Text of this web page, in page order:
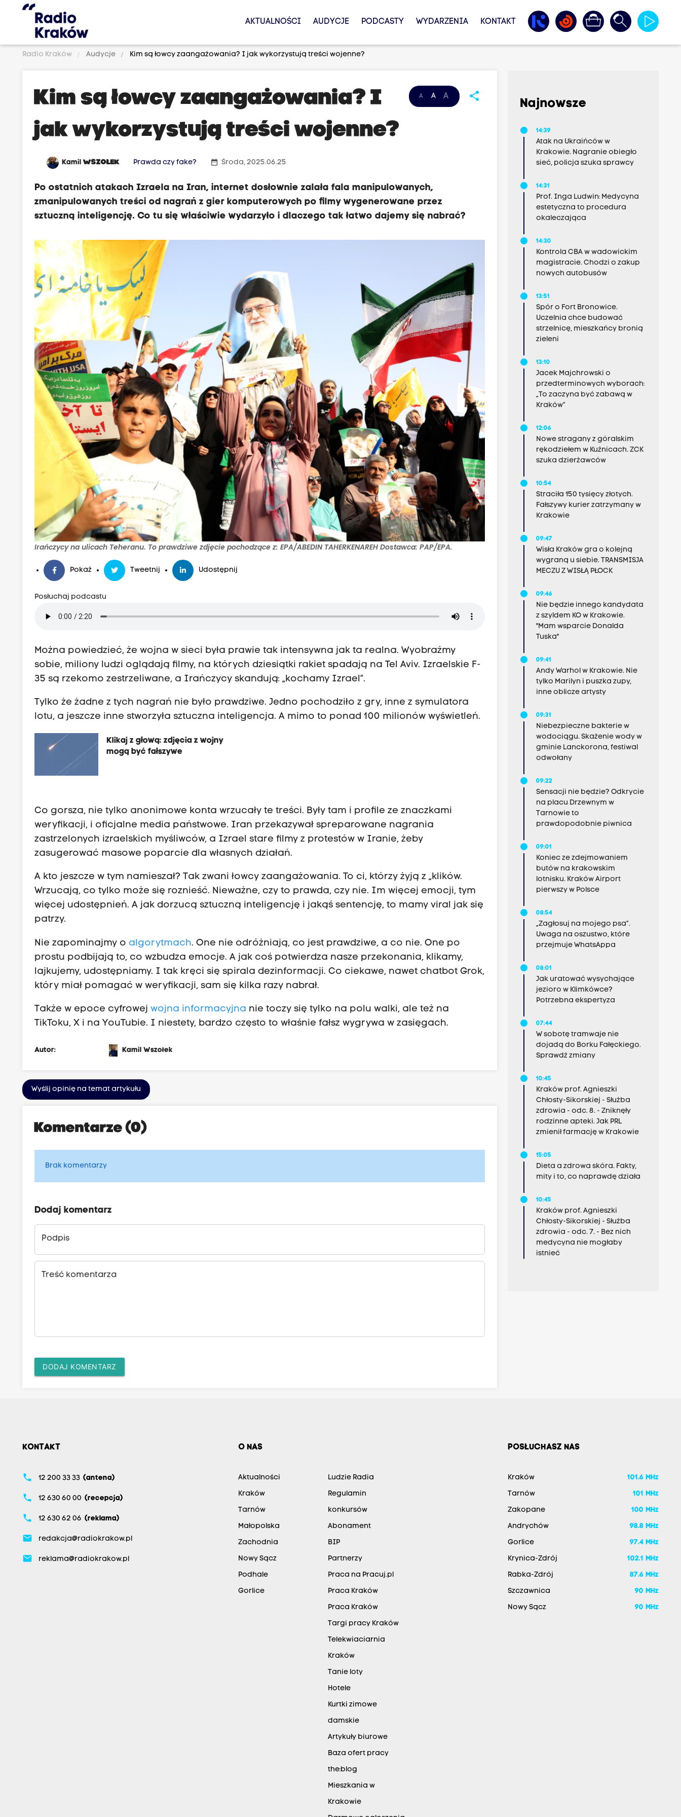
AKTUALNOŚCI AUDYCJE PODCASTY WYDARZENIA KONTAKT
Radio Kraków Audycje Kim są łowcy zaangażowania? I jak wykorzystują treści wojenne?
A A A share
Kim są łowcy zaangażowania? I
jak wykorzystują treści wojenne?
KamilWSZOŁEK Prawda czy fake? date_range Środa, 2025.06.25
Po ostatnich atakach Izraela na Iran, internet dosłownie zalała fala manipulowanych,
zmanipulowanych treści od nagrań z gier komputerowych po filmy wygenerowane przez
sztuczną inteligencję. Co tu się właściwie wydarzyło i dlaczego tak łatwo dajemy się nabrać?
Irańczycy na ulicach Teheranu. To prawdziwe zdjęcie pochodzące z: EPA/ABEDIN TAHERKENAREH Dostawca: PAP/EPA.
Pokaż Tweetnij Udostępnij
Posłuchaj podcastu
Można powiedzieć, że wojna w sieci była prawie tak intensywna jak ta realna. Wyobraźmy
sobie, miliony ludzi oglądają filmy, na których dziesiątki rakiet spadają na Tel Aviv. Izraelskie F-
35 są rzekomo zestrzeliwane, a Irańczycy skandują: „kochamy Izrael”.
Tylko że żadne z tych nagrań nie było prawdziwe. Jedno pochodziło z gry, inne z symulatora
lotu, a jeszcze inne stworzyła sztuczna inteligencja. A mimo to ponad 100 milionów wyświetleń.
Klikaj z głową: zdjęcia z wojny
mogą być fałszywe
Co gorsza, nie tylko anonimowe konta wrzucały te treści. Były tam i profile ze znaczkami
weryfikacji, i oficjalne media państwowe. Iran przekazywał spreparowane nagrania
zastrzelonych izraelskich myśliwców, a Izrael stare filmy z protestów w Iranie, żeby
zasugerować masowe poparcie dla własnych działań.
A kto jeszcze w tym namieszał? Tak zwani łowcy zaangażowania. To ci, którzy żyją z „klików.
Wrzucają, co tylko może się roznieść. Nieważne, czy to prawda, czy nie. Im więcej emocji, tym
więcej udostępnień. A jak dorzucą sztuczną inteligencję i jakąś sentencję, to mamy viral jak się
patrzy.
Nie zapominajmy o algorytmach. One nie odróżniają, co jest prawdziwe, a co nie. One po
prostu podbijają to, co wzbudza emocje. A jak coś potwierdza nasze przekonania, klikamy,
lajkujemy, udostępniamy. I tak kręci się spirala dezinformacji. Co ciekawe, nawet chatbot Grok,
który miał pomagać w weryfikacji, sam się kilka razy nabrał.
Także w epoce cyfrowejwojna informacyjna nie toczy się tylko na polu walki, ale też na
TikToku, X i na YouTubie. I niestety, bardzo często to właśnie fałsz wygrywa w zasięgach.
Autor: Kamil Wszołek
Wyślij opinię na temat artykułu
Komentarze (0)
Brak komentarzy
Dodaj komentarz
Podpis
Treść komentarza
DODAJ KOMENTARZ
Najnowsze
14:39
Atak na Ukraińców w
Krakowie. Nagranie obiegło
sieć, policja szuka sprawcy
14:31
Prof. Inga Ludwin: Medycyna
estetyczna to procedura
okaleczająca
14:30
Kontrola CBA w wadowickim
magistracie. Chodzi o zakup
nowych autobusów
13:51
Spór o Fort Bronowice.
Uczelnia chce budować
strzelnicę, mieszkańcy bronią
zieleni
13:10
Jacek Majchrowski o
przedterminowych wyborach:
„To zaczyna być zabawą w
Kraków”
12:06
Nowe stragany z góralskim
rękodziełem w Kuźnicach. ZCK
szuka dzierżawców
10:54
Straciła 150 tysięcy złotych.
Fałszywy kurier zatrzymany w
Krakowie
09:47
Wisła Kraków gra o kolejną
wygraną u siebie. TRANSMISJA
MECZU Z WISŁĄ PŁOCK
09:46
Nie będzie innego kandydata
z szyldem KO w Krakowie.
"Mam wsparcie Donalda
Tuska"
09:41
Andy Warhol w Krakowie. Nie
tylko Marilyn i puszka zupy,
inne oblicze artysty
09:31
Niebezpieczne bakterie w
wodociągu. Skażenie wody w
gminie Lanckorona, festiwal
odwołany
09:22
Sensacji nie będzie? Odkrycie
na placu Drzewnym w
Tarnowie to
prawdopodobnie piwnica
09:01
Koniec ze zdejmowaniem
butów na krakowskim
lotnisku. Kraków Airport
pierwszy w Polsce
08:54
„Zagłosuj na mojego psa”.
Uwaga na oszustwo, które
przejmuje WhatsAppa
08:01
Jak uratować wysychające
jezioro w Klimkówce?
Potrzebna ekspertyza
07:44
W sobotę tramwaje nie
dojadą do Borku Fałęckiego.
Sprawdź zmiany
10:45
Kraków prof. Agnieszki
Chłosty-Sikorskiej - Służba
zdrowia - odc. 8. - Zniknęły
rodzinne apteki. Jak PRL
zmienił farmację w Krakowie
15:05
Dieta a zdrowa skóra. Fakty,
mity i to, co naprawdę działa
10:45
Kraków prof. Agnieszki
Chłosty-Sikorskiej - Służba
zdrowia - odc. 7. - Bez nich
medycyna nie mogłaby
istnieć
KONTAKT
phone 12 200 33 33 (antena)
phone 12 630 60 00 (recepcja)
phone 12 630 62 06 (reklama)
email redakcja@radiokrakow.pl
email reklama@radiokrakow.pl
O NAS
Aktualności
Kraków
Tarnów
Małopolska
Zachodnia
Nowy Sącz
Podhale
Gorlice
Ludzie Radia
Regulamin
konkursów
Abonament
BIP
Partnerzy
Praca na Pracuj.pl
Praca Kraków
Praca Kraków
Targi pracy Kraków
Telekwiaciarnia
Kraków
Tanie loty
Hotele
Kurtki zimowe
damskie
Artykuły biurowe
Baza ofert pracy
the:blog
Mieszkania w
Krakowie
POSŁUCHASZ NAS
Kraków 101.6 MHz
Tarnów 101 MHz
Zakopane 100 MHz
Andrychów 98.8 MHz
Gorlice 97.4 MHz
Krynica-Zdrój 102.1 MHz
Rabka-Zdrój 87.6 MHz
Szczawnica 90 MHz
Nowy Sącz 90 MHz